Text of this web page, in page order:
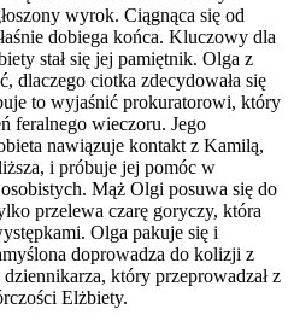
wyrok. Ciągnąca się od
dobiega końca. Kluczowy dla
stał się jej pamiętnik. Olga z
dlaczego ciotka zdecydowała się
to wyjaśnić prokuratorowi, który
feralnego wieczoru. Jego
nawiązuje kontakt z Kamilą,
i próbuje jej pomóc w
Mąż Olgi posuwa się do
przelewa czarę goryczy, która
Olga pakuje się i
doprowadza do kolizji z
który przeprowadzał z
Elżbiety.